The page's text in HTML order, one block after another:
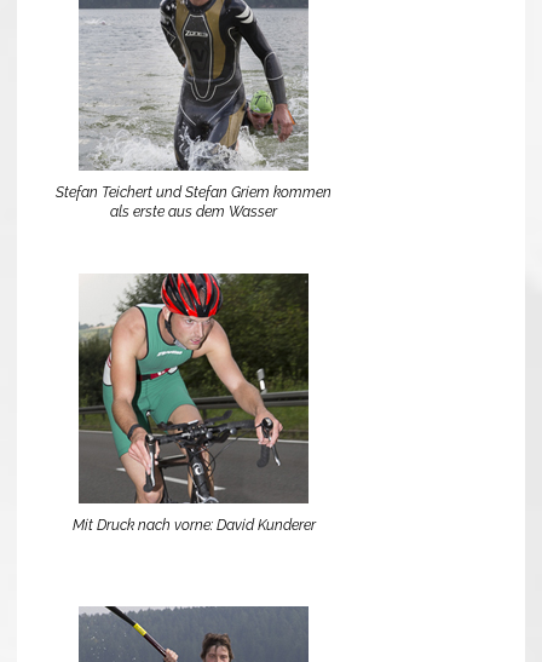
Stefan Teichert und Stefan Griem kommen
als erste aus dem Wasser
Mit Druck nach vorne: David Kunderer